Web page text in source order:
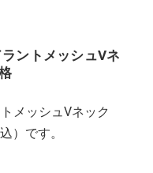
ントメッシュVネ
メッシュVネック
）です。